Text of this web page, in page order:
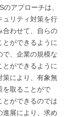
アプローチは、
ュリティ対策を行
合わせて、自らの
ができるように
で、企業の規模な
とができるように
策により、有象無
を取ることがで
とができるのでは
進展により、求め